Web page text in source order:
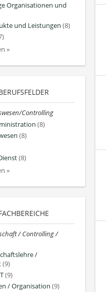
Organisationen und
und Leistungen (8)
»
Controlling
(8)
(8)
(8)
»
/ Controlling /
/
(9)
(9)
/ Organisation (9)